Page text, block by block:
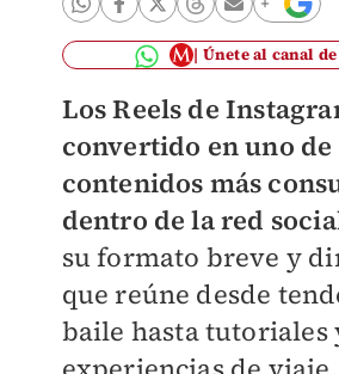
Únete al canal
Los Reels de
convertido en uno de
contenidos más
dentro de la red
su formato breve y
que reúne desde
baile hasta tutoriales